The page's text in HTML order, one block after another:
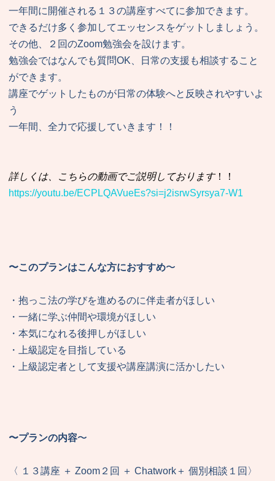
一年間に開催される１３の講座すべてに参加できます。
できるだけ多く参加してエッセンスをゲットしましょう。
その他、２回のZoom勉強会を設けます。
勉強会ではなんでも質問OK、日常の支援も相談すること
ができます。
講座でゲットしたものが日常の体験へと反映されやすいよ
う
一年間、全力で応援していきます！！
詳しくは、こちらの動画でご説明しております！！
https://youtu.be/ECPLQAVueEs?si=j2isrwSyrsya7-W1
〜このプランはこんな方におすすめ〜
・抱っこ法の学びを進めるのに伴走者がほしい
・一緒に学ぶ仲間や環境がほしい
・本気になれる後押しがほしい
・上級認定を目指している
・上級認定者として支援や講座講演に活かしたい
〜プランの内容〜
〈 １３講座 ＋ Zoom２回 ＋ Chatwork＋ 個別相談１回〉